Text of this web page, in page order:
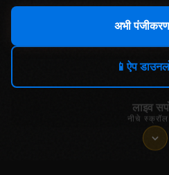
अभी
📱ऐप
लाइव
नीचे